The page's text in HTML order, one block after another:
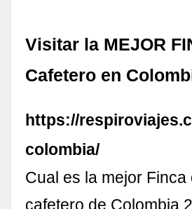
Visitar la MEJOR
Cafetero en
https://
colombia/
Cual es la mejor
cafetero de Colombia